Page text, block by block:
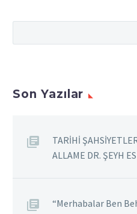
Son Yazılar
TARİHİ
ALLAME DR. ŞEYH
“Merhabalar Ben